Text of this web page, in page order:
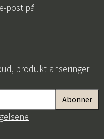
post på
produktlanseringer